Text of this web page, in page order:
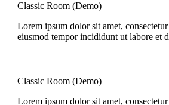
Classic Room (Demo)
Lorem ipsum dolor sit amet,
eiusmod tempor incididunt ut labore et
Classic Room (Demo)
Lorem ipsum dolor sit amet,